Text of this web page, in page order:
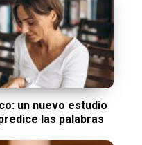
un nuevo estudio
las palabras